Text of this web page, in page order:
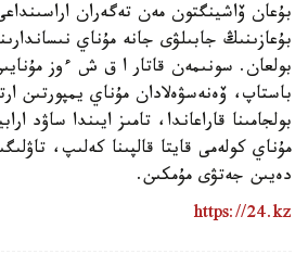
بۇعان ۆاشينگتون مەن تەگەران
بۇعازىنىڭ جابىلۋى جانە مۇناي
بولعان. سونىمەن قاتار ا ق ش ءوز
باستاپ، ۆەنەسۋەلادان مۇناي يمپورتىن
بولجامىنا قاراعاندا، تامىز ايىندا ساۋد
دەيىن جەتۋى مۇمكىن.
https://24.kz